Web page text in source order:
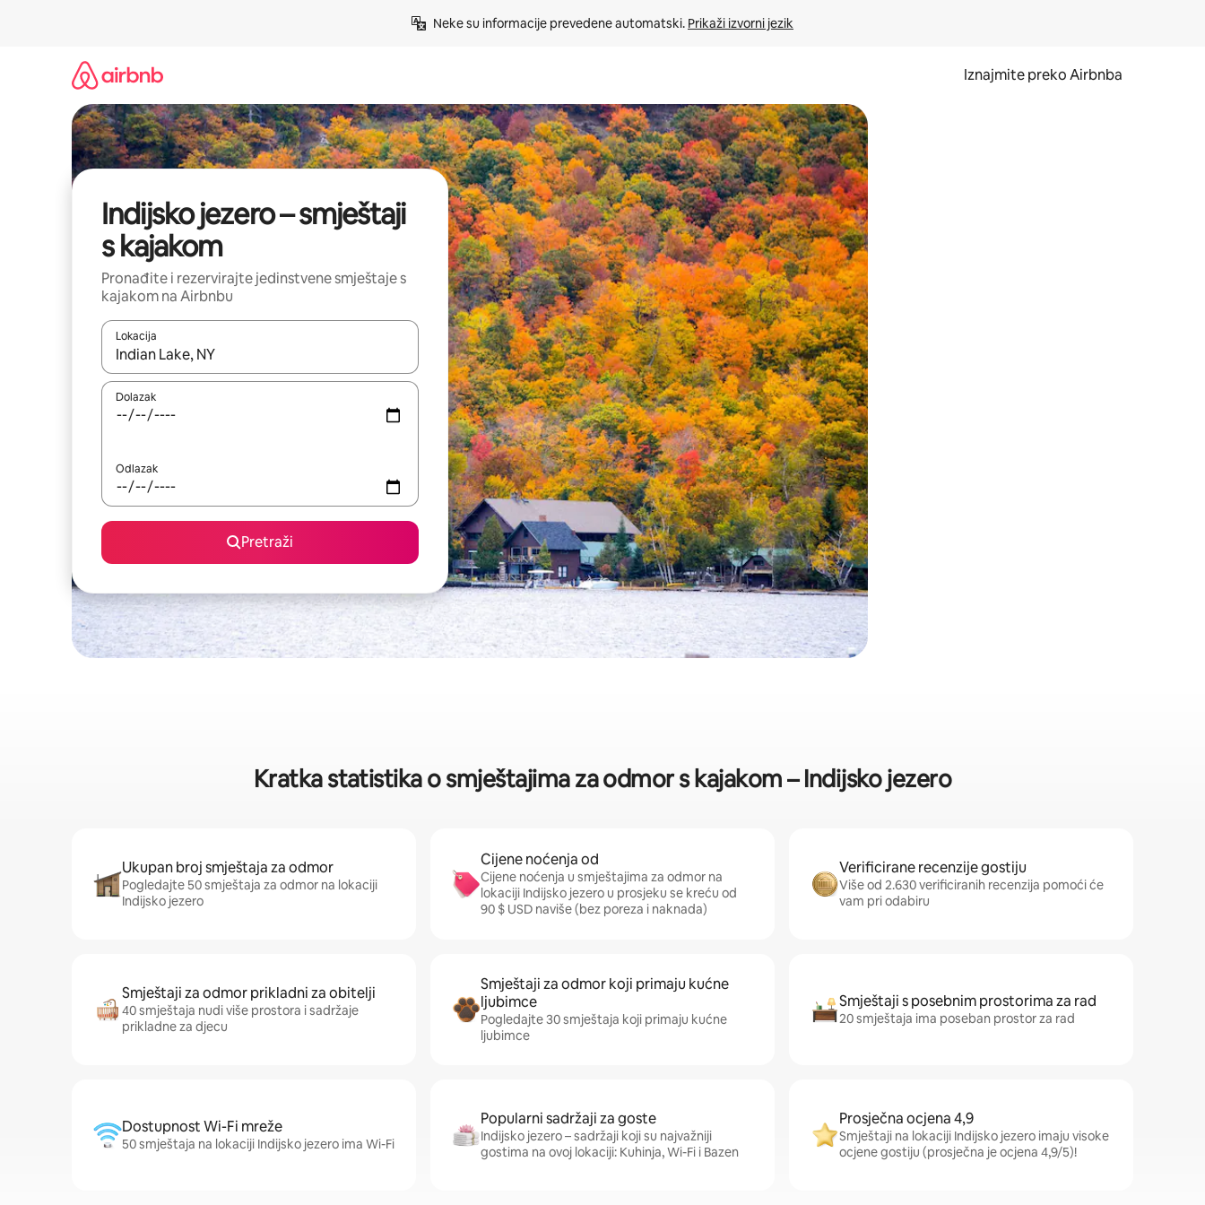
Neke su informacije prevedene automatski. Prikaži izvorni jezik
Iznajmite preko Airbnba
Indijsko jezero – smještaji
s kajakom
Pronađite i rezervirajte jedinstvene smještaje s
kajakom na Airbnbu
Lokacija
Kada budu dostupni rezultati, moći ćete ih pregledati koristeći se strelicama prema gore i prema dolje, kao i dodirom ili prelaskom prstom po zaslonu.
Dolazak
Odlazak
Pretraži
Kratka statistika o smještajima za odmor s kajakom – Indijsko jezero
Ukupan broj smještaja za odmor
Pogledajte 50 smještaja za odmor na lokaciji
Indijsko jezero
Cijene noćenja od
Cijene noćenja u smještajima za odmor na
lokaciji Indijsko jezero u prosjeku se kreću od
90 $ USD naviše (bez poreza i naknada)
Verificirane recenzije gostiju
Više od 2.630 verificiranih recenzija pomoći će
vam pri odabiru
Smještaji za odmor prikladni za obitelji
40 smještaja nudi više prostora i sadržaje
prikladne za djecu
Smještaji za odmor koji primaju kućne
ljubimce
Pogledajte 30 smještaja koji primaju kućne
ljubimce
Smještaji s posebnim prostorima za rad
20 smještaja ima poseban prostor za rad
Dostupnost Wi-Fi mreže
50 smještaja na lokaciji Indijsko jezero ima Wi-Fi
Popularni sadržaji za goste
Indijsko jezero – sadržaji koji su najvažniji
gostima na ovoj lokaciji: Kuhinja, Wi-Fi i Bazen
Prosječna ocjena 4,9
Smještaji na lokaciji Indijsko jezero imaju visoke
ocjene gostiju (prosječna je ocjena 4,9/5)!